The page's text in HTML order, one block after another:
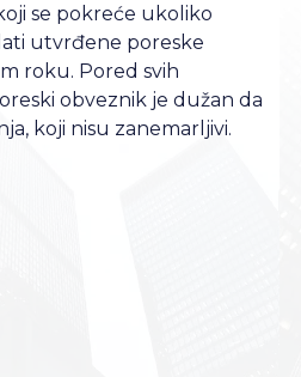
se pokreće ukoliko
utvrđene poreske
roku. Pored svih
obveznik je dužan da
koji nisu zanemarljivi.